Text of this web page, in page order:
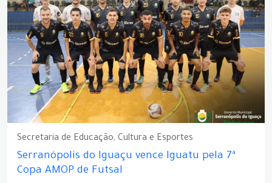
Secretaria de Educação, Cultura e Esportes
Serranópolis do Iguaçu vence Iguatu pela 7ª
Copa AMOP de Futsal